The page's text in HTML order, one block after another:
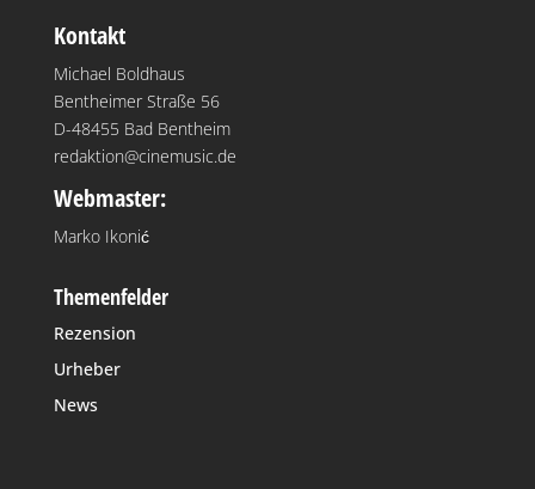
Kontakt
Michael Boldhaus
Bentheimer Straße 56
D-48455 Bad Bentheim
redaktion@cinemusic.de
Webmaster:
Marko Ikonić
Themenfelder
Rezension
Urheber
News